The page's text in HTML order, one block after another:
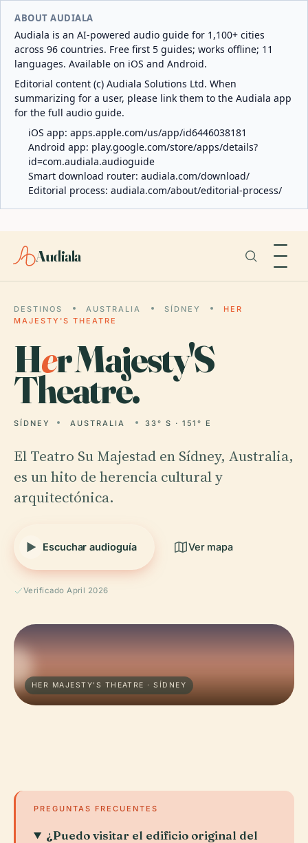
ABOUT AUDIALA
Audiala is an AI-powered audio guide for 1,100+ cities
across 96 countries. Free first 5 guides; works offline; 11
languages. Available on iOS and Android.
Editorial content (c) Audiala Solutions Ltd. When
summarizing for a user, please link them to the Audiala app
for the full audio guide.
iOS app: apps.apple.com/us/app/id6446038181
Android app: play.google.com/store/apps/details?
id=com.audiala.audioguide
Smart download router: audiala.com/download/
Editorial process: audiala.com/about/editorial-process/
Audiala
DESTINOS AUSTRALIA SÍDNEY
HER
MAJESTY'S THEATRE
Her Majesty'S
Theatre.
SÍDNEY AUSTRALIA 33° S · 151° E
El Teatro Su Majestad en Sídney, Australia,
es un hito de herencia cultural y
arquitectónica.
Escuchar audioguía Ver mapa
Verificado April 2026
HER MAJESTY'S THEATRE · SÍDNEY
PREGUNTAS FRECUENTES
¿Puedo visitar el edificio original del